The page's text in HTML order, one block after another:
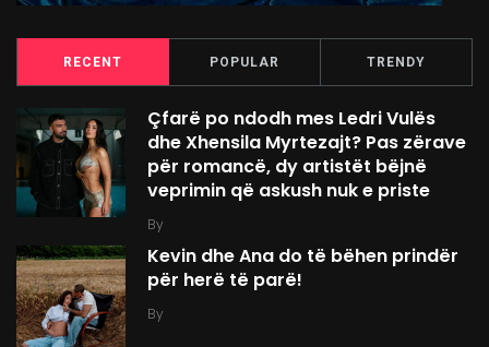
RECENT POPULAR TRENDY
Çfarë po ndodh mes Ledri Vulës
dhe Xhensila Myrtezajt? Pas zërave
për romancë, dy artistët bëjnë
veprimin që askush nuk e priste
By
Kevin dhe Ana do të bëhen prindër
për herë të parë!
By